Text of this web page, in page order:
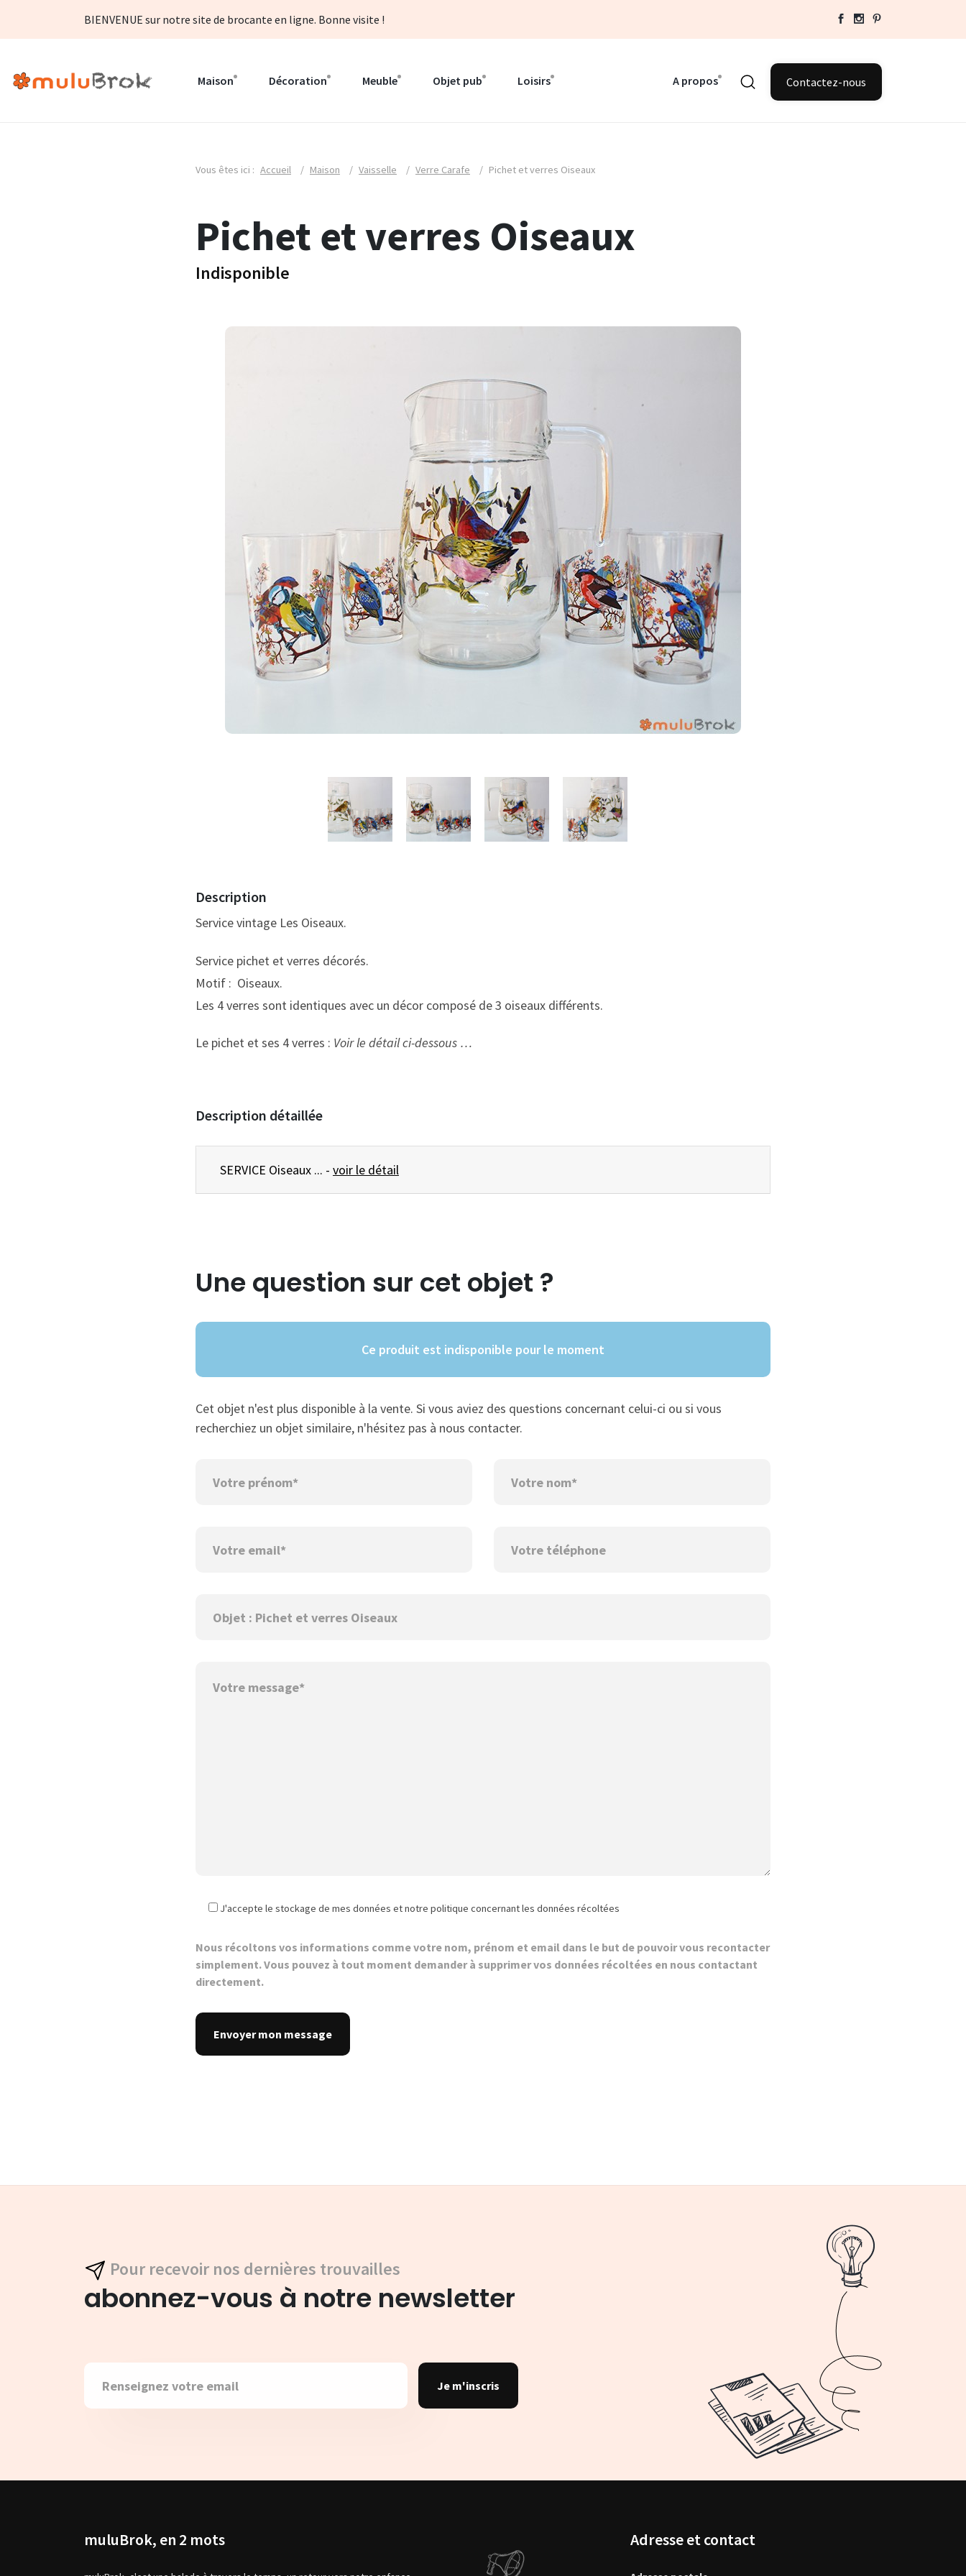
BIENVENUE sur notre site de brocante en ligne. Bonne visite !
Maison Décoration Meuble Objet pub Loisirs A propos Contactez-nous
Vous êtes ici : Accueil / Maison / Vaisselle / Verre Carafe / Pichet et verres Oiseaux
Pichet et verres Oiseaux
Indisponible
Description
Service vintage Les Oiseaux.
Service pichet et verres décorés.
Motif : Oiseaux.
Les 4 verres sont identiques avec un décor composé de 3 oiseaux différents.
Le pichet et ses 4 verres : Voir le détail ci-dessous …
Description détaillée
SERVICE Oiseaux ... - voir le détail
Une question sur cet objet ?
Ce produit est indisponible pour le moment
Cet objet n'est plus disponible à la vente. Si vous aviez des questions concernant celui-ci ou si vous
recherchiez un objet similaire, n'hésitez pas à nous contacter.
J'accepte le stockage de mes données et notre politique concernant les données récoltées
Nous récoltons vos informations comme votre nom, prénom et email dans le but de pouvoir vous recontacter
simplement. Vous pouvez à tout moment demander à supprimer vos données récoltées en nous contactant
directement.
Pour recevoir nos dernières trouvailles
abonnez-vous à notre newsletter
Je m'inscris
muluBrok, en 2 mots Adresse et contact